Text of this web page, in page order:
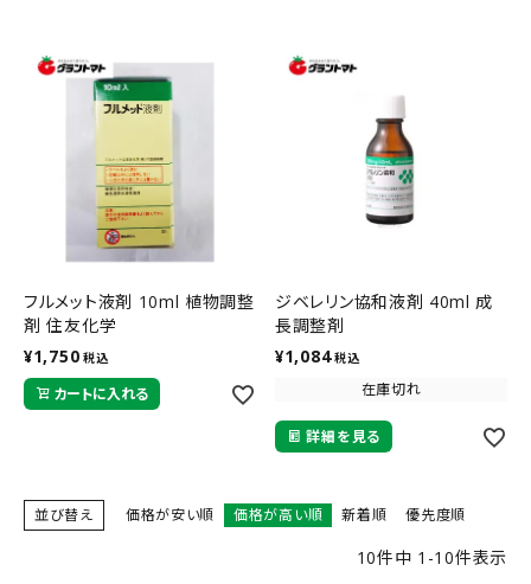
フルメット液剤 10ml 植物調整
剤 住友化学
¥1,750 税込
カートに入れる
ジベレリン協和液剤 40ml 成
長調整剤
¥1,084 税込
在庫切れ
詳細を見る
並び替え 価格が安い順 価格が高い順 新着順 優先度順
10件中 1 -10件表示